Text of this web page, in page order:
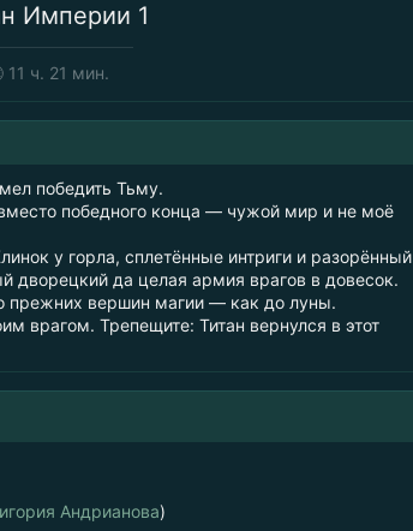
Империи 1
11 ч. 21 мин.
победить Тьму.
победного конца — чужой мир и не моё
у горла, сплетённые интриги и разорённый
дворецкий да целая армия врагов в довесок.
прежних вершин магии — как до луны.
врагом. Трепещите: Титан вернулся в этот
Андрианова)